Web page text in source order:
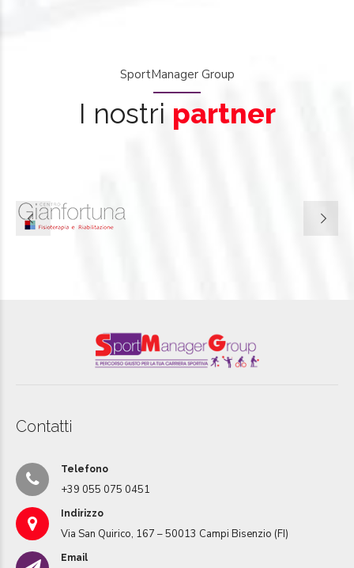
SportManager Group
I nostri partner
Contatti
Telefono
+39 055 075 0451
Indirizzo
Via San Quirico, 167 – 50013 Campi Bisenzio (FI)
Email